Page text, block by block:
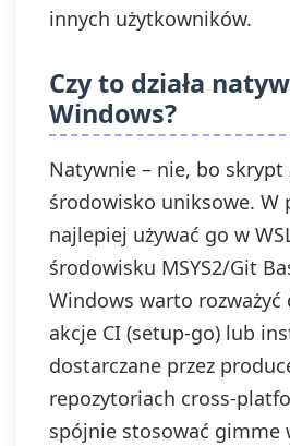
innych użytkowników.
Czy to działa
Windows?
Natywnie – nie, bo skrypt
środowisko uniksowe. W
najlepiej używać go w
środowisku MSYS2/Git
Windows warto rozważyć
akcje CI (setup-go) lub
dostarczane przez
repozytoriach cross-
spójnie stosować gimme